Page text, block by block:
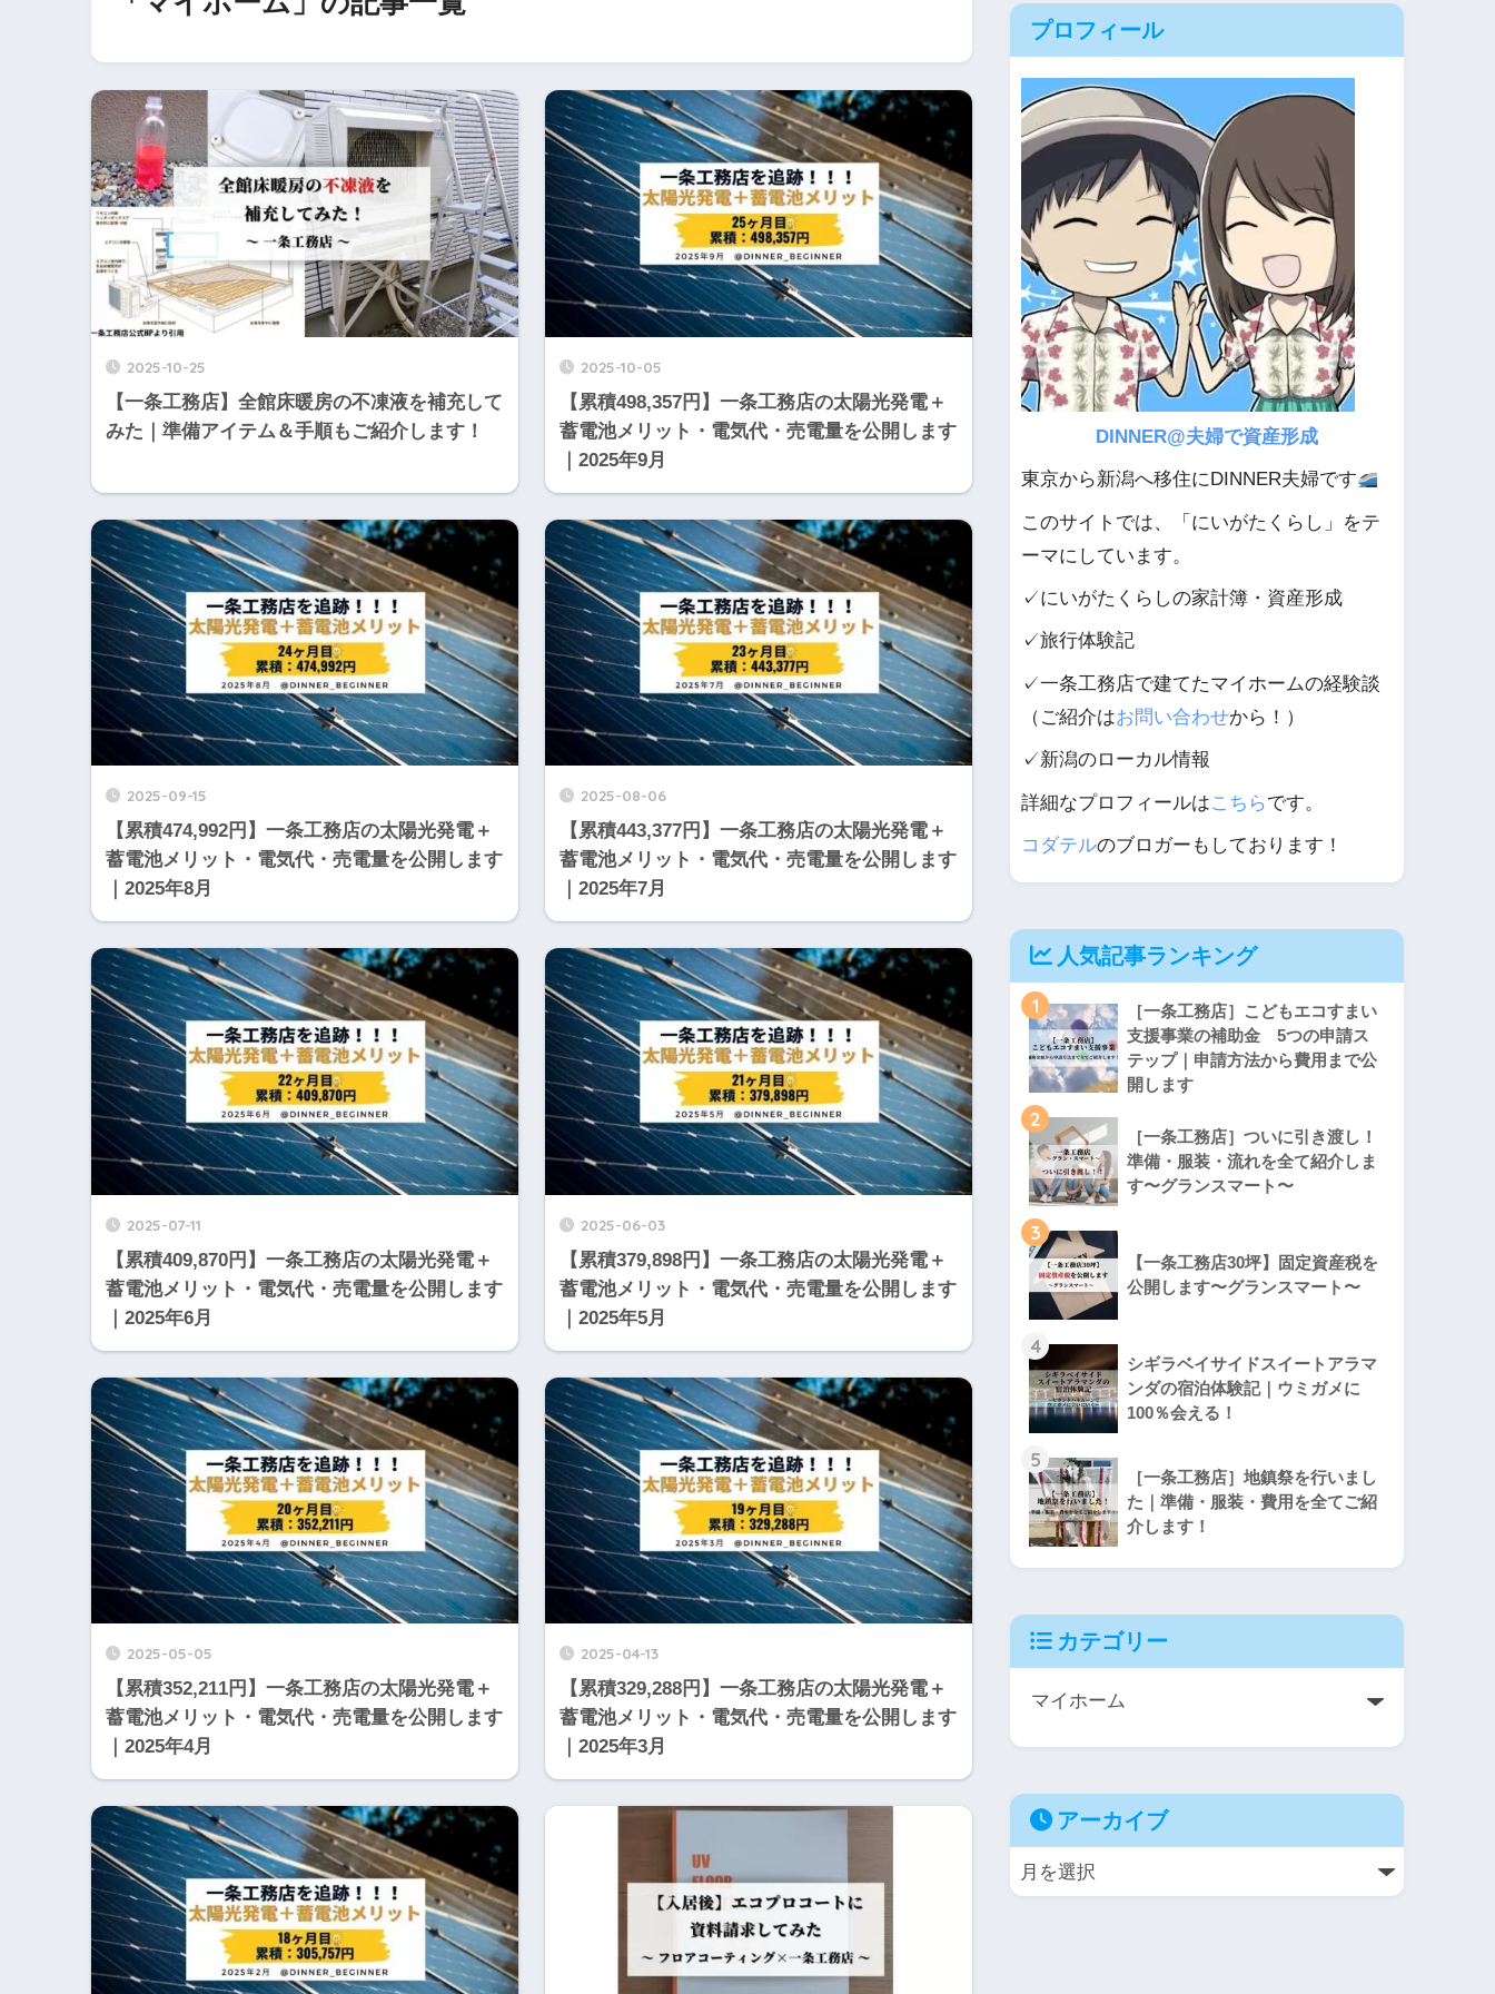
2025-10-25
【一条工務店】全館床暖房の不凍液を補充して
みた｜準備アイテム＆手順もご紹介します！
2025-10-05
【累積498,357円】一条工務店の太陽光発電＋
蓄電池メリット・電気代・売電量を公開します
｜2025年9月
2025-09-15
【累積474,992円】一条工務店の太陽光発電＋
蓄電池メリット・電気代・売電量を公開します
｜2025年8月
2025-08-06
【累積443,377円】一条工務店の太陽光発電＋
蓄電池メリット・電気代・売電量を公開します
｜2025年7月
2025-07-11
【累積409,870円】一条工務店の太陽光発電＋
蓄電池メリット・電気代・売電量を公開します
｜2025年6月
2025-06-03
【累積379,898円】一条工務店の太陽光発電＋
蓄電池メリット・電気代・売電量を公開します
｜2025年5月
2025-05-05
【累積352,211円】一条工務店の太陽光発電＋
蓄電池メリット・電気代・売電量を公開します
｜2025年4月
2025-04-13
【累積329,288円】一条工務店の太陽光発電＋
蓄電池メリット・電気代・売電量を公開します
｜2025年3月
プロフィール
DINNER@夫婦で資産形成
東京から新潟へ移住にDINNER夫婦です
このサイトでは、「にいがたくらし」をテ
ーマにしています。
✓にいがたくらしの家計簿・資産形成
✓旅行体験記
✓一条工務店で建てたマイホームの経験談
（ご紹介はお問い合わせから！）
✓新潟のローカル情報
詳細なプロフィールはこちらです。
コダテルのブロガーもしております！
人気記事ランキング
1
［一条工務店］こどもエコすまい
支援事業の補助金 5つの申請ス
テップ｜申請方法から費用まで公
開します
2
［一条工務店］ついに引き渡し！
準備・服装・流れを全て紹介しま
す〜グランスマート〜
3
【一条工務店30坪】固定資産税を
公開します〜グランスマート〜
4
シギラベイサイドスイートアラマ
ンダの宿泊体験記｜ウミガメに
100％会える！
5
［一条工務店］地鎮祭を行いまし
た｜準備・服装・費用を全てご紹
介します！
カテゴリー
アーカイブ